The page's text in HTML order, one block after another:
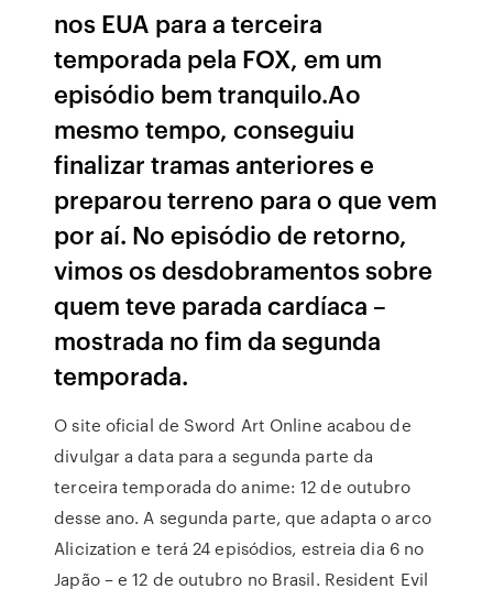
nos EUA para a terceira
temporada pela FOX, em um
episódio bem tranquilo.Ao
mesmo tempo, conseguiu
finalizar tramas anteriores e
preparou terreno para o que vem
por aí. No episódio de retorno,
vimos os desdobramentos sobre
quem teve parada cardíaca –
mostrada no fim da segunda
temporada.
O site oficial de Sword Art Online acabou de
divulgar a data para a segunda parte da
terceira temporada do anime: 12 de outubro
desse ano. A segunda parte, que adapta o arco
Alicization e terá 24 episódios, estreia dia 6 no
Japão – e 12 de outubro no Brasil. Resident Evil